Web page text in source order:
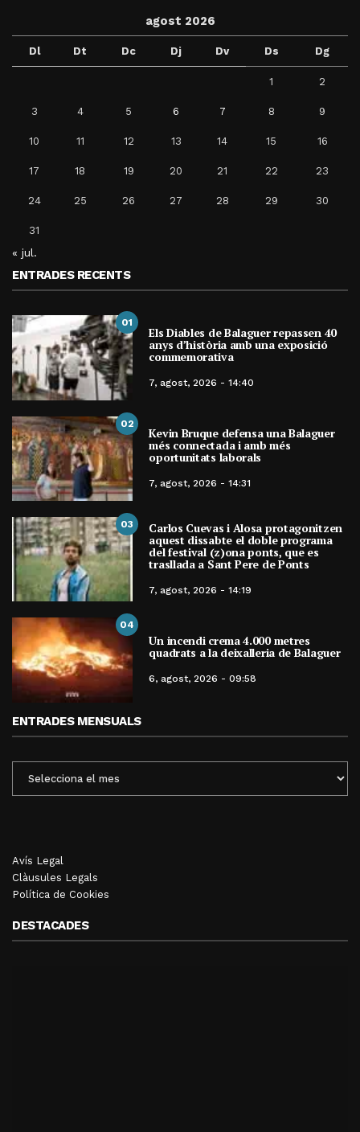
agost 2026
Dl Dt Dc Dj Dv Ds Dg
1 2
3 4 5 6 7 8 9
10 11 12 13 14 15 16
17 18 19 20 21 22 23
24 25 26 27 28 29 30
31
« jul.
ENTRADES RECENTS
01
Els Diables de Balaguer repassen 40
anys d’història amb una exposició
commemorativa
7, agost, 2026 - 14:40
02
Kevin Bruque defensa una Balaguer
més connectada i amb més
oportunitats laborals
7, agost, 2026 - 14:31
03 Carlos Cuevas i Alosa protagonitzen
aquest dissabte el doble programa
del festival (z)ona ponts, que es
trasllada a Sant Pere de Ponts
7, agost, 2026 - 14:19
04
Un incendi crema 4.000 metres
quadrats a la deixalleria de Balaguer
6, agost, 2026 - 09:58
ENTRADES MENSUALS
MENSUALS
Avís Legal
Clàusules Legals
Política de Cookies
DESTACADES